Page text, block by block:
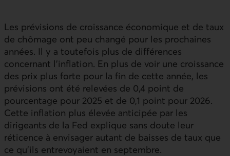
Les prévisions de croissance économique et de taux
de chômage ont peu changé pour les prochaines
années. Il y a toutefois plus de différences
concernant l’inflation. En plus de voir une croissance
des prix plus forte pour la fin de cette année, les
prévisions ont été relevées de 0,4 point de
pourcentage pour 2025 et de 0,1 point pour 2026.
Cette inflation plus élevée anticipée par les
dirigeants de la Fed explique sans doute leur
réticence à envisager autant de baisses de taux que
ce qu’ils entrevoyaient en septembre.